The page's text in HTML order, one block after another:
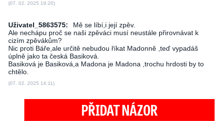
(07. 02. 2025 19:20)
Uživatel_5863575:
Mě se líbí,i její zpěv.
Ale nechápu proč se naši zpěváci musí neustále přirovnávat k
cizím zpěvákům?
Nic proti Báře,ale určitě nebudou říkat Madonně ,teď vypadáš
úplně jako ta česká Basiková.
Basiková je Basiková,a Madona je Madona ,trochu hrdosti by to
chtělo.
(07. 02. 2025 14:11)
PŘIDAT NÁZOR